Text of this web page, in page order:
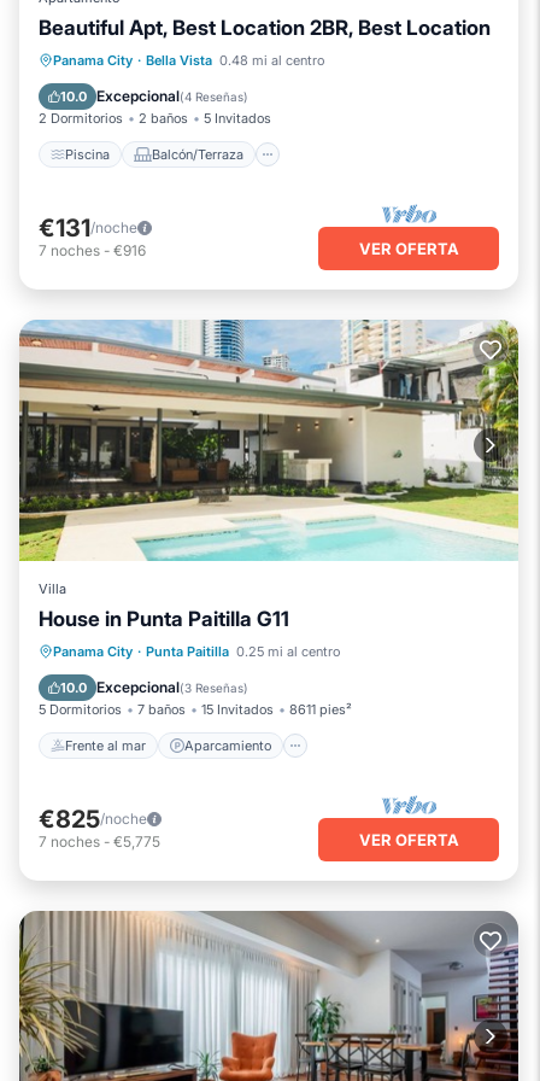
Beautiful Apt, Best Location 2BR, Best Location
Panama City · Bella Vista 0.48 mi al centro
10.0 Excepcional(4 Reseñas)
2 Dormitorios 2 baños 5 Invitados
Piscina Balcón/Terraza
Piscina Balcón/Terraza
Aire acondicionado
€131/noche
7 noches - €916 VER OFERTA
Villa
House in Punta Paitilla G11
Panama City · Punta Paitilla 0.25 mi al centro
10.0 Excepcional(3 Reseñas)
5 Dormitorios 7 baños 15 Invitados 8611 pies²
Frente al mar Aparcamiento
Frente al mar Aparcamiento
Vista al mar
€825/noche
7 noches - €5,775 VER OFERTA